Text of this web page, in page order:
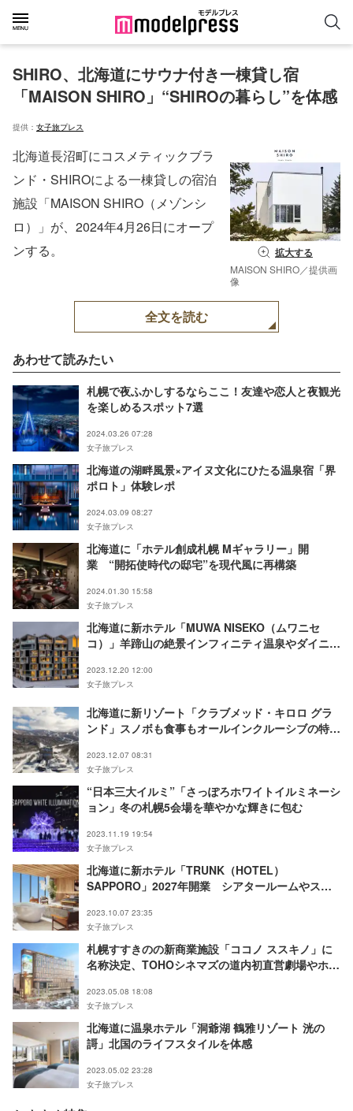
SHIRO、北海道にサウナ付き一棟貸し宿
「MAISON SHIRO」“SHIROの暮らし”を体感
提供： 女子旅プレス
拡大する
MAISON SHIRO／提供画
像
北海道長沼町にコスメティックブラ
ンド・SHIROによる一棟貸しの宿泊
施設「MAISON SHIRO（メゾンシ
ロ）」が、2024年4月26日にオープ
ンする。
全文を読む
あわせて読みたい
札幌で夜ふかしするならここ！友達や恋人と夜観光
を楽しめるスポット7選
2024.03.26 07:28
女子旅プレス
北海道の湖畔風景×アイヌ文化にひたる温泉宿「界
ポロト」体験レポ
2024.03.09 08:27
女子旅プレス
北海道に「ホテル創成札幌 Mギャラリー」開
業 “開拓使時代の邸宅”を現代風に再構築
2024.01.30 15:58
女子旅プレス
北海道に新ホテル「MUWA NISEKO（ムワニセ
コ）」羊蹄山の絶景インフィニティ温泉やダイニン
2023.12.20 12:00
女子旅プレス
北海道に新リゾート「クラブメッド・キロロ グラ
ンド」スノボも食事もオールインクルーシブの特別
2023.12.07 08:31
女子旅プレス
“日本三大イルミ”「さっぽろホワイトイルミネーシ
ョン」冬の札幌5会場を華やかな輝きに包む
2023.11.19 19:54
女子旅プレス
北海道に新ホテル「TRUNK（HOTEL）
SAPPORO」2027年開業 シアタールームやスパ
2023.10.07 23:35
女子旅プレス
札幌すすきのの新商業施設「ココノ ススキノ」に
名称決定、TOHOシネマズの道内初直営劇場やホテ
2023.05.08 18:08
女子旅プレス
北海道に温泉ホテル「洞爺湖 鶴雅リゾート 洸の
謌」北国のライフスタイルを体感
2023.05.02 23:28
女子旅プレス